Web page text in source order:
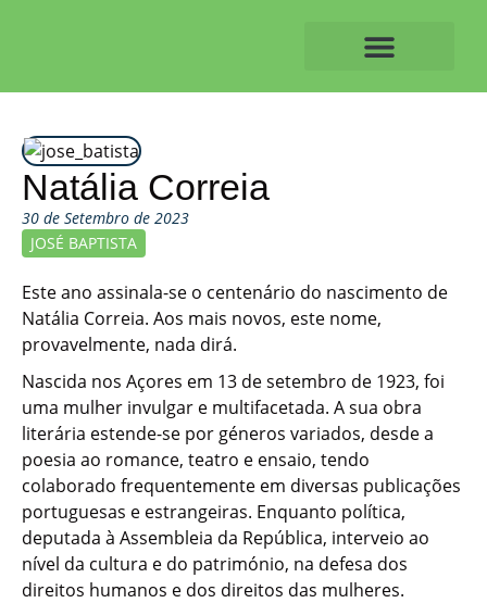
Natália Correia
30 de Setembro de 2023
JOSÉ BAPTISTA
Este ano assinala-se o centenário do nascimento de
Natália Correia. Aos mais novos, este nome,
provavelmente, nada dirá.
Nascida nos Açores em 13 de setembro de 1923, foi
uma mulher invulgar e multifacetada. A sua obra
literária estende-se por géneros variados, desde a
poesia ao romance, teatro e ensaio, tendo
colaborado frequentemente em diversas publicações
portuguesas e estrangeiras. Enquanto política,
deputada à Assembleia da República, interveio ao
nível da cultura e do património, na defesa dos
direitos humanos e dos direitos das mulheres.